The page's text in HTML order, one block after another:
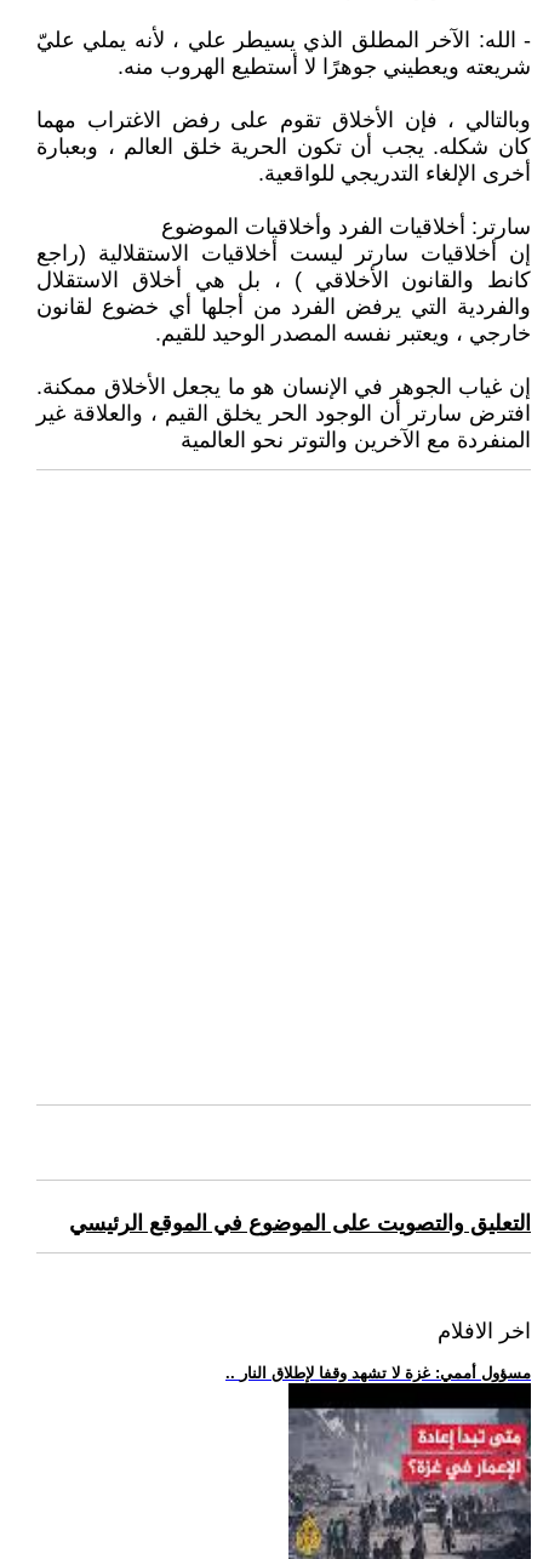
- الله: الآخر المطلق الذي يسيطر علي ، لأنه يملي عليّ
شريعته ويعطيني جوهرًا لا أستطيع الهروب منه.
وبالتالي ، فإن الأخلاق تقوم على رفض الاغتراب مهما
كان شكله. يجب أن تكون الحرية خلق العالم ، وبعبارة
أخرى الإلغاء التدريجي للواقعية.
سارتر: أخلاقيات الفرد وأخلاقيات الموضوع
إن أخلاقيات سارتر ليست أخلاقيات الاستقلالية (راجع
كانط والقانون الأخلاقي ) ، بل هي أخلاق الاستقلال
والفردية التي يرفض الفرد من أجلها أي خضوع لقانون
خارجي ، ويعتبر نفسه المصدر الوحيد للقيم.
إن غياب الجوهر في الإنسان هو ما يجعل الأخلاق ممكنة.
افترض سارتر أن الوجود الحر يخلق القيم ، والعلاقة غير
المنفردة مع الآخرين والتوتر نحو العالمية
التعليق والتصويت على الموضوع في الموقع الرئيسي
اخر الافلام
.. مسؤول أممي: غزة لا تشهد وقفا لإطلاق النار